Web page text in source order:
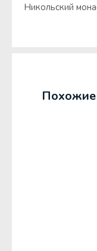
Никольский
Похожие